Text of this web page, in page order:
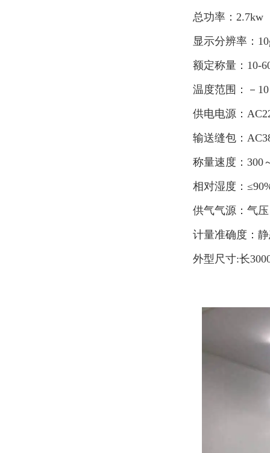
总功率：2.7kw
显示分辨率：
额定称量：10-
温度范围：－
供电电源：
输送缝包：
称量速度：300
相对湿度：
供气气源：气
计量准确度：
外型尺寸:长